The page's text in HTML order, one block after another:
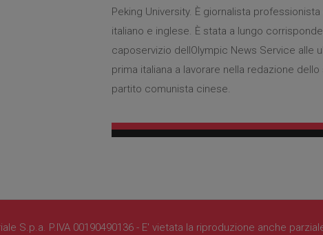
Peking University. È giornalista
italiano e inglese. È stata a lungo
caposervizio dellOlympic News Service alle
prima italiana a lavorare nella redazione
partito comunista cinese.
S.p.a. P.IVA 00190490136 - E' vietata la riproduzione anche